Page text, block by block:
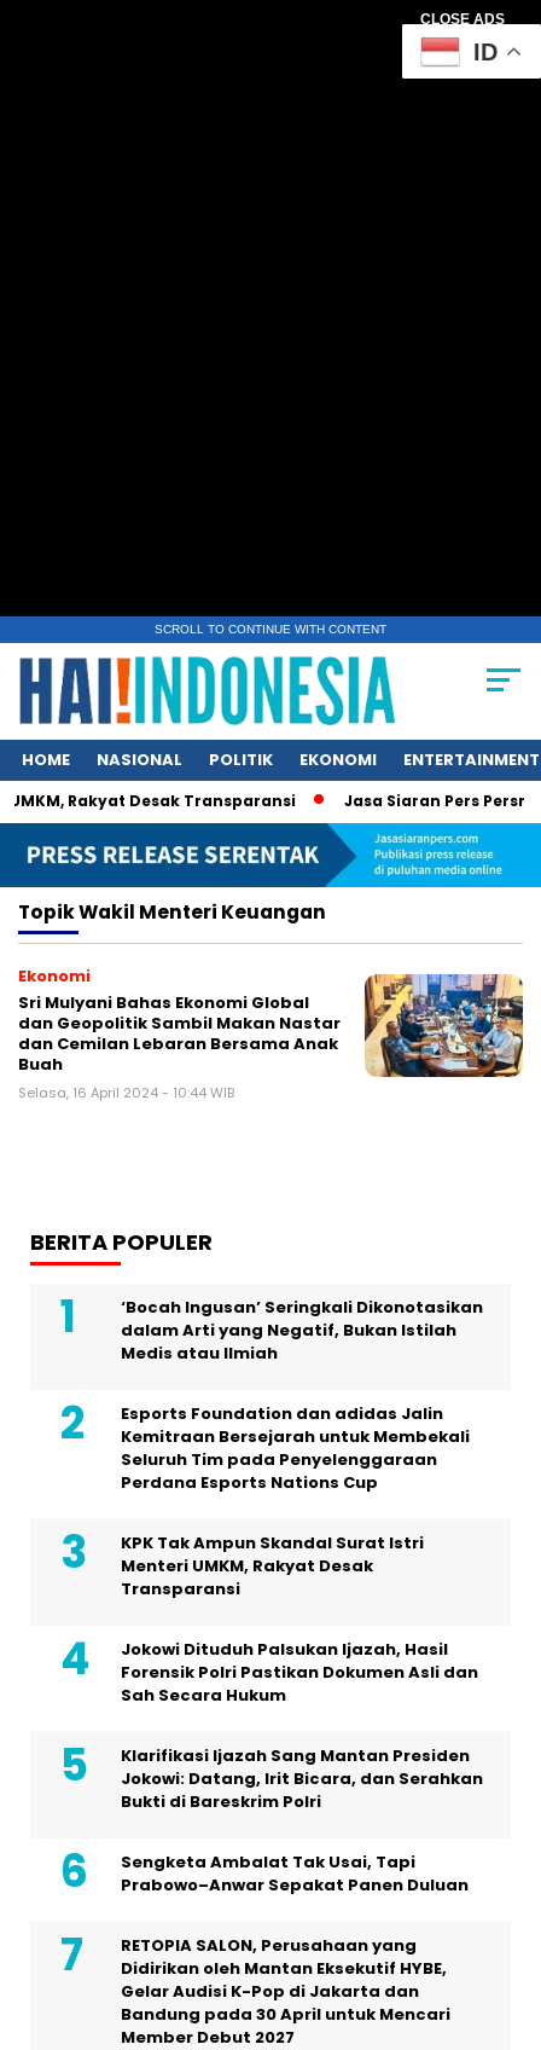
CLOSE ADS
SCROLL TO CONTINUE WITH CONTENT
HOME NASIONAL POLITIK EKONOMI ENTERTAINMENT
Rakyat Desak Transparansi Jasa Siaran Pers
TopikWakil Menteri Keuangan
Ekonomi
Sri Mulyani Bahas Ekonomi Global
dan Geopolitik Sambil Makan Nastar
dan Cemilan Lebaran Bersama Anak
Buah
Selasa, 16 April 2024 - 10:44 WIB
BERITA POPULER
‘Bocah Ingusan’ Seringkali Dikonotasikan
dalam Arti yang Negatif, Bukan Istilah
Medis atau Ilmiah
Esports Foundation dan adidas Jalin
Kemitraan Bersejarah untuk Membekali
Seluruh Tim pada Penyelenggaraan
Perdana Esports Nations Cup
KPK Tak Ampun Skandal Surat Istri
Menteri UMKM, Rakyat Desak
Transparansi
Jokowi Dituduh Palsukan Ijazah, Hasil
Forensik Polri Pastikan Dokumen Asli dan
Sah Secara Hukum
Klarifikasi Ijazah Sang Mantan Presiden
Jokowi: Datang, Irit Bicara, dan Serahkan
Bukti di Bareskrim Polri
Sengketa Ambalat Tak Usai, Tapi
Prabowo–Anwar Sepakat Panen Duluan
RETOPIA SALON, Perusahaan yang
Didirikan oleh Mantan Eksekutif HYBE,
Gelar Audisi K-Pop di Jakarta dan
Bandung pada 30 April untuk Mencari
Member Debut 2027
ID